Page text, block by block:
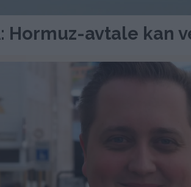
Hormuz-avtale kan